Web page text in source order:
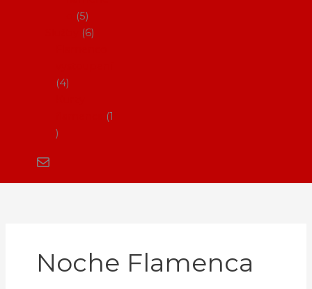
5
6
4
1
Noche Flamenca